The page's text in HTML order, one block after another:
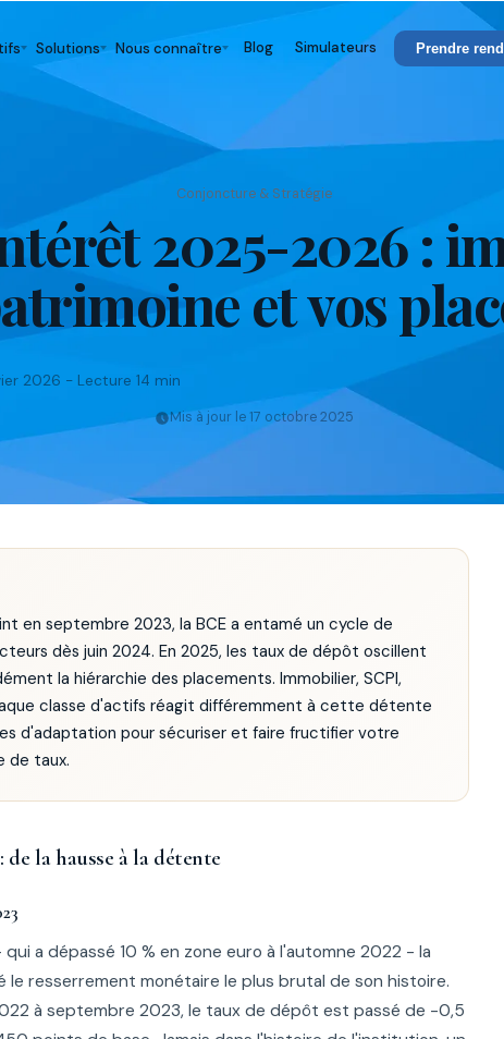
Solutions Nous connaître Blog Simulateurs Prendre
Conjoncture & Stratégie
2025-2026 :
et vos
2026 - Lecture 14 min
Mis à jour le 17 octobre 2025
en septembre 2023, la BCE a entamé un cycle de
dès juin 2024. En 2025, les taux de dépôt oscillent
la hiérarchie des placements. Immobilier, SCPI,
classe d'actifs réagit différemment à cette détente
d'adaptation pour sécuriser et faire fructifier votre
de taux.
la hausse à la détente
a dépassé 10 % en zone euro à l'automne 2022 - la
le resserrement monétaire le plus brutal de son histoire.
à septembre 2023, le taux de dépôt est passé de -0,5